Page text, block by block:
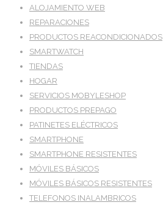
ALOJAMIENTO WEB
REPARACIONES
PRODUCTOS REACONDICIONADOS
SMARTWATCH
TIENDAS
HOGAR
SERVICIOS MOBYLESHOP
PRODUCTOS PREPAGO
PATINETES ELÉCTRICOS
SMARTPHONE
SMARTPHONE RESISTENTES
MÓVILES BÁSICOS
MÓVILES BÁSICOS RESISTENTES
TELEFONOS INALAMBRICOS